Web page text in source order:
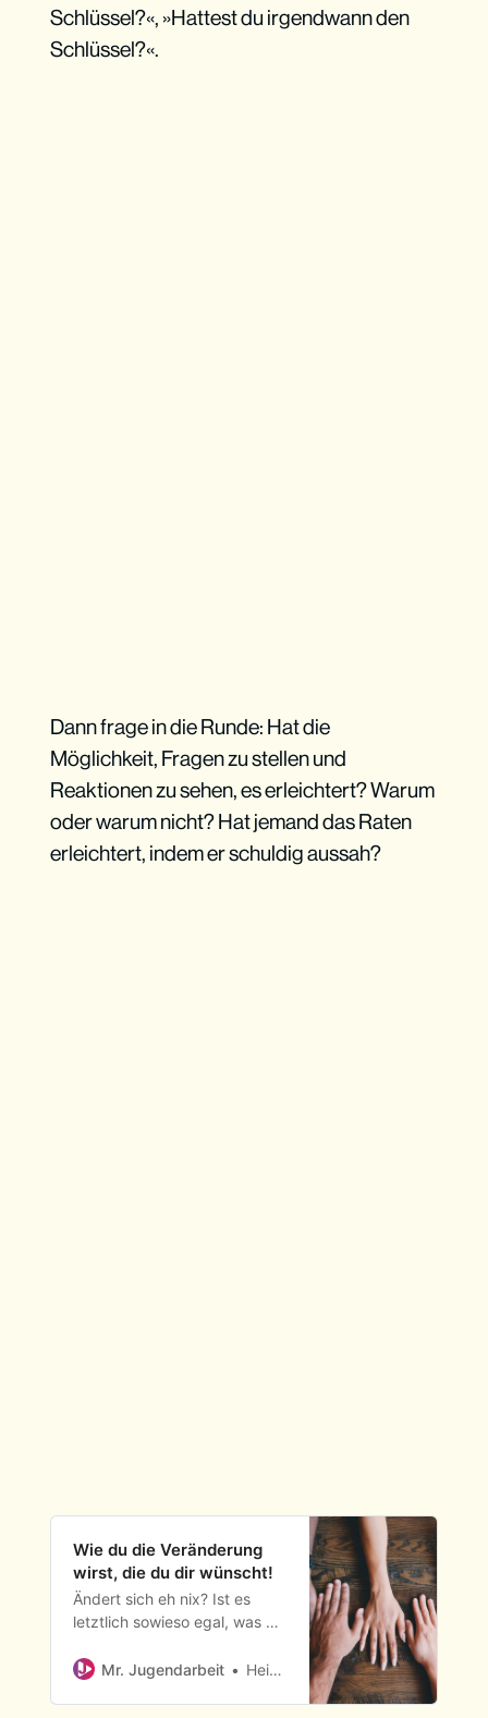
Schlüssel?«, »Hattest du irgendwann den
Schlüssel?«.
Dann frage in die Runde: Hat die
Möglichkeit, Fragen zu stellen und
Reaktionen zu sehen, es erleichtert? Warum
oder warum nicht? Hat jemand das Raten
erleichtert, indem er schuldig aussah?
Wie du die Veränderung
wirst, die du dir wünscht!
Ändert sich eh nix? Ist es
letztlich sowieso egal, was wir
leben? Wofür wir uns
Mr. Jugendarbeit Heiko Metz